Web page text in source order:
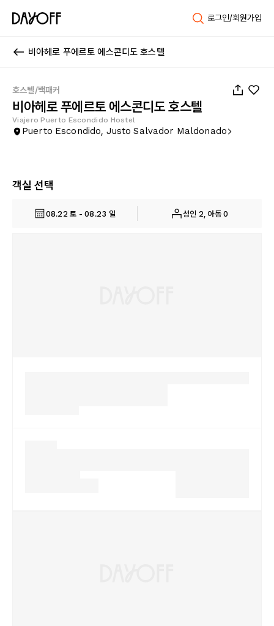
로그인/회원가입
비아헤로 푸에르토 에스콘디도 호스텔
호스텔/백패커
비아헤로 푸에르토 에스콘디도 호스텔
Viajero Puerto Escondido Hostel
Puerto Escondido, Justo Salvador Maldonado
객실 선택
08.22 토 - 08.23 일 성인 2, 아동 0